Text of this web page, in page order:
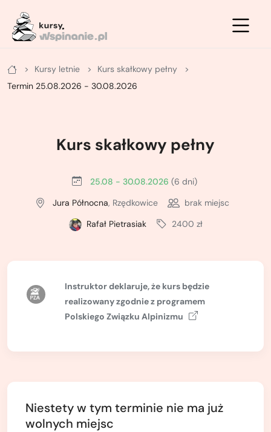
Kursy letnie
Kurs skałkowy pełny
Termin 25.08.2026 - 30.08.2026
Kurs skałkowy pełny
25.08 - 30.08.2026 (6 dni)
Jura Północna, Rzędkowice
brak miejsc
Rafał Pietrasiak
2400 zł
Instruktor deklaruje, że kurs będzie
realizowany zgodnie z programem
Polskiego Związku Alpinizmu
Niestety w tym terminie nie ma już
wolnych miejsc
Letnie
Kurs na ściance
Doszkalający kurs wielowyciągowy
Kurs turystyki wysokogórskiej
Kurs turystyki zimowej - podstawowy
zaawansowany
Kurs lawinowy
Kurs wspinaczki lodowej
ABC wspinania zimowego
Zimowy kurs taternicki